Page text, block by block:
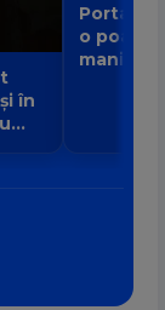
în
Portalul
o poartă